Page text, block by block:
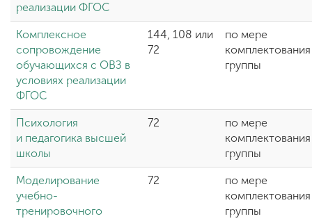
реализации ФГОС
Комплексное
сопровождение
обучающихся с ОВЗ в
условиях реализации
ФГОС
144, 108 или
72
по мере
комплектования
группы
Психология
и педагогика высшей
школы
72
по мере
комплектования
группы
Моделирование
учебно-
тренировочного
72
по мере
комплектования
группы